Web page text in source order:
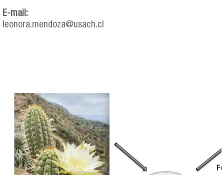
E-mail:
leonora.mendoza@usach.cl